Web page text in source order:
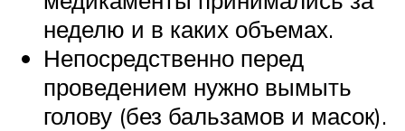
неделю и в каких объемах.
Непосредственно перед
проведением нужно вымыть
голову (без бальзамов и масок).